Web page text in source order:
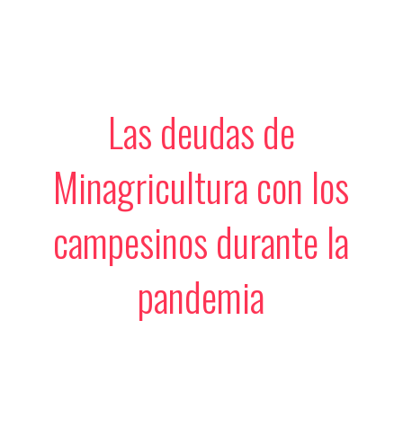
Las deudas de
Minagricultura con los
campesinos durante la
pandemia